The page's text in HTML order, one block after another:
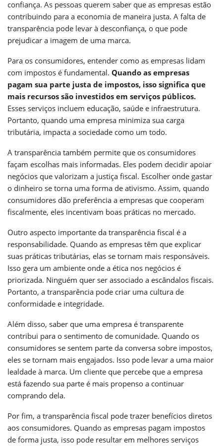
confiança. As pessoas querem saber que as empresas estão
contribuindo para a economia de maneira justa. A falta de
transparência pode levar à desconfiança, o que pode
prejudicar a imagem de uma marca.
Para os consumidores, entender como as empresas lidam
com impostos é fundamental. Quando as empresas
pagam sua parte justa de impostos, isso significa que
mais recursos são investidos em serviços públicos.
Esses serviços incluem educação, saúde e infraestrutura.
Portanto, quando uma empresa minimiza sua carga
tributária, impacta a sociedade como um todo.
A transparência também permite que os consumidores
façam escolhas mais informadas. Eles podem decidir apoiar
negócios que valorizam a justiça fiscal. Escolher onde gastar
o dinheiro se torna uma forma de ativismo. Assim, quando
consumidores dão preferência a empresas que cooperam
fiscalmente, eles incentivam boas práticas no mercado.
Outro aspecto importante da transparência fiscal é a
responsabilidade. Quando as empresas têm que explicar
suas práticas tributárias, elas se tornam mais responsáveis.
Isso gera um ambiente onde a ética nos negócios é
priorizada. Ninguém quer ser associado a escândalos fiscais.
Portanto, a transparência pode criar uma cultura de
conformidade e integridade.
Além disso, saber que uma empresa é transparente
contribui para o sentimento de comunidade. Quando os
consumidores se sentem parte da conversa sobre impostos,
eles se tornam mais engajados. Isso pode levar a uma maior
lealdade à marca. Um cliente que percebe que a empresa
está fazendo sua parte é mais propenso a continuar
comprando dela.
Por fim, a transparência fiscal pode trazer benefícios diretos
aos consumidores. Quando as empresas pagam impostos
de forma justa, isso pode resultar em melhores serviços